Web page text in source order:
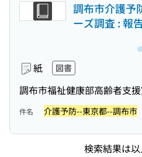
調布市介護予
ーズ調査 : 報
紙 図書
調布市福祉健康部高齢者支
件名 介護予防--東京都--調布市
検索結果は以